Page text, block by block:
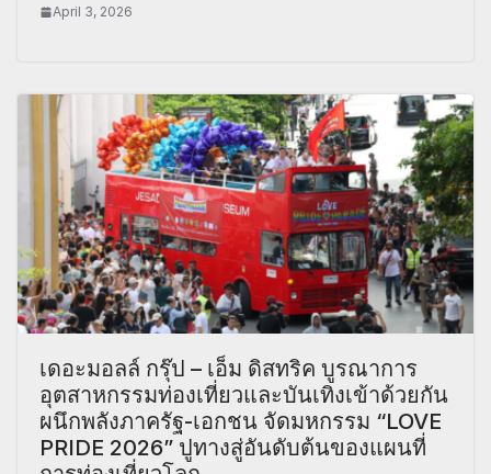
April 3, 2026
เดอะมอลล์ กรุ๊ป – เอ็ม ดิสทริค บูรณาการ
อุตสาหกรรมท่องเที่ยวและบันเทิงเข้าด้วยกัน
ผนึกพลังภาครัฐ-เอกชน จัดมหกรรม “LOVE
PRIDE 2026” ปูทางสู่อันดับต้นของแผนที่